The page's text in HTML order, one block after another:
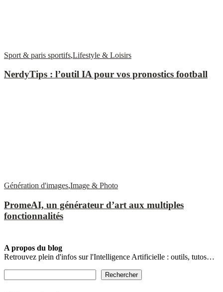
Sport & paris sportifs,Lifestyle & Loisirs
NerdyTips : l’outil IA pour vos pronostics football
Génération d'images,Image & Photo
PromeAI, un générateur d’art aux multiples
fonctionnalités
A propos du blog
Retrouvez plein d'infos sur l'Intelligence Artificielle : outils, tutos…
Rechercher